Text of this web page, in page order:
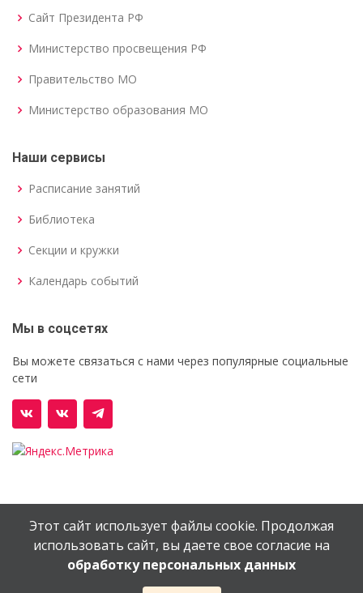
Сайт Президента РФ
Министерство просвещения РФ
Правительство МО
Министерство образования МО
Наши сервисы
Расписание занятий
Библиотека
Секции и кружки
Календарь событий
Мы в соцсетях
Вы можете связаться с нами через популярные социальные
сети
© Орехово-Зуевский железнодорожный техникум им.
В.И.Бондаренко
Сайт создан вEV-DV.RU
Этот сайт использует файлы cookie. Продолжая
использовать сайт, вы даете свое согласие на
обработку персональных данных